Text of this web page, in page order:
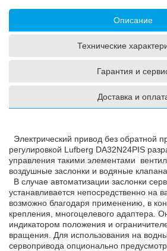
Описание
Технические
Гарантия и
Доставка и
Электрический привод без обратной
регулировкой Lufberg DA32N24PIS
управления такими элементами
воздушные заслонки и водяные клапана.
В случае автоматизации заслонки
устанавливается непосредственно на
возможно благодаря применению, в
крепления, многоцелевого адаптера.
индикатором положения и
вращения. Для использования на
сервопривода опционально